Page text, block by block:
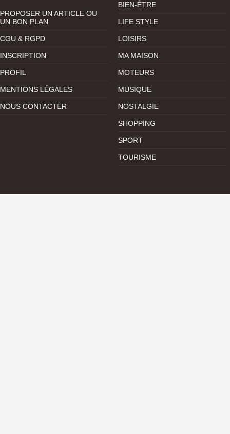
PROPOSER UN ARTICLE OU
UN BON PLAN
CGU & RGPD
INSCRIPTION
PROFIL
MENTIONS LÉGALES
NOUS CONTACTER
BIEN-ÊTRE
LIFE STYLE
LOISIRS
MA MAISON
MOTEURS
MUSIQUE
NOSTALGIE
SHOPPING
SPORT
TOURISME